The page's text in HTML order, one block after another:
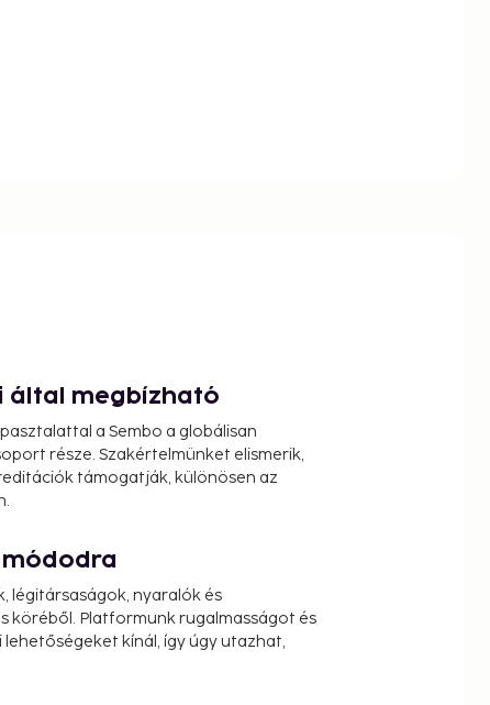
által megbízható
a Sembo a globálisan
része. Szakértelmünket elismerik,
támogatják, különösen az
módodra
légitársaságok, nyaralók és
köréből. Platformunk rugalmasságot és
kínál, így úgy utazhat,